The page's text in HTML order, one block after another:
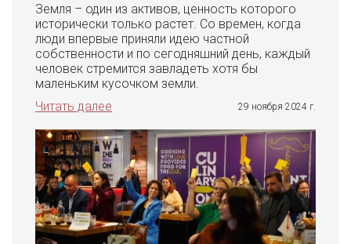
Земля – один из активов, ценность которого
исторически только растет. Со времен, когда
люди впервые приняли идею частной
собственности и по сегодняшний день, каждый
человек стремится завладеть хотя бы
маленьким кусочком земли.
Читать далее
29 ноября 2024 г.